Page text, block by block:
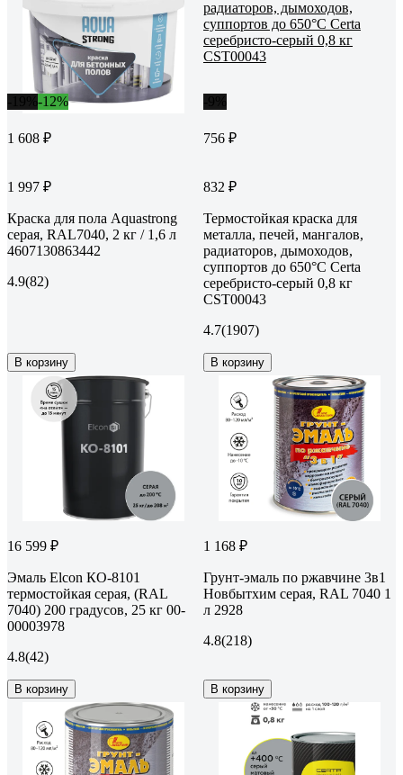
-12%
1 608 ₽
1 997 ₽
Краска для пола Aquastrong
серая, RAL7040, 2 кг / 1,6 л
4607130863442
4.9(82)
В корзину
756 ₽
832 ₽
Термостойкая краска для
металла, печей, мангалов,
радиаторов, дымоходов,
суппортов до 650°С Certa
серебристо-серый 0,8 кг
CST00043
4.7(1907)
В корзину
16 599 ₽
Эмаль Elcon КО-8101
термостойкая серая, (RAL
7040) 200 градусов, 25 кг 00-
00003978
4.8(42)
В корзину
1 168 ₽
Грунт-эмаль по ржавчине 3в1
Новбытхим серая, RAL 7040 1
л 2928
4.8(218)
В корзину